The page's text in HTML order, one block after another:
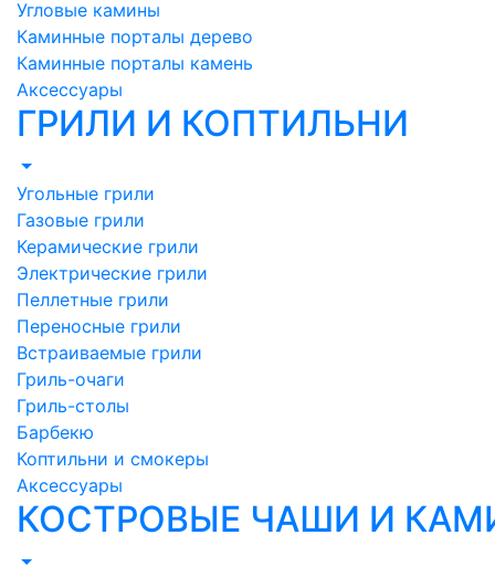
Угловые камины
Каминные порталы дерево
Каминные порталы камень
Аксессуары
ГРИЛИ И КОПТИЛЬНИ
Угольные грили
Газовые грили
Керамические грили
Электрические грили
Пеллетные грили
Переносные грили
Встраиваемые грили
Гриль-очаги
Гриль-столы
Барбекю
Коптильни и смокеры
Аксессуары
КОСТРОВЫЕ ЧАШИ И